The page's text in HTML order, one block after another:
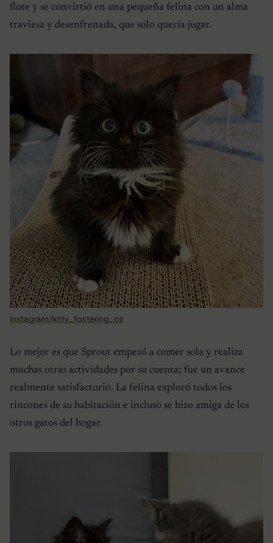
flote y se convirtió en una pequeña felina con un alma
traviesa y desenfrenada, que solo quería jugar.
Instagram/kitty_fostering_oz
Lo mejor es que Sprout empezó a comer sola y realiza
muchas otras actividades por su cuenta; fue un avance
realmente satisfactorio. La felina exploró todos los
rincones de su habitación e incluso se hizo amiga de los
otros gatos del hogar.